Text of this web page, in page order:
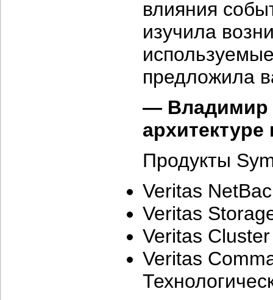
влияния
изучила
предложила
— Владимир
Продукты
Veritas
Veritas
Veritas
Veritas